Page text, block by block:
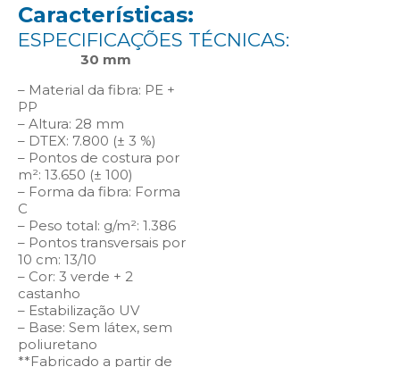
Características:
ESPECIFICAÇÕES TÉCNICAS:
30 mm
– Material da fibra: PE +
PP
– Altura: 28 mm
– DTEX: 7.800 (± 3 %)
– Pontos de costura por
m²: 13.650 (± 100)
– Forma da fibra: Forma
C
– Peso total: g/m²: 1.386
– Pontos transversais por
10 cm: 13/10
– Cor: 3 verde + 2
castanho
– Estabilização UV
– Base: Sem látex, sem
poliuretano
**Fabricado a partir de